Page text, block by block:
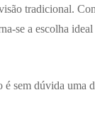
tradicional.
se a escolha
sem dúvida uma